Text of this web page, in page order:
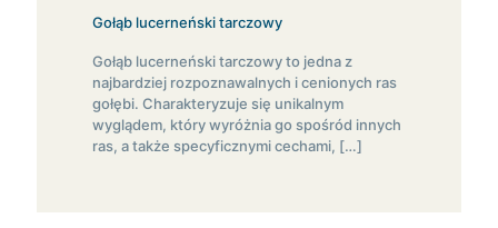
Gołąb lucerneński tarczowy
Gołąb lucerneński tarczowy to jedna z
najbardziej rozpoznawalnych i cenionych ras
gołębi. Charakteryzuje się unikalnym
wyglądem, który wyróżnia go spośród innych
ras, a także specyficznymi cechami, […]